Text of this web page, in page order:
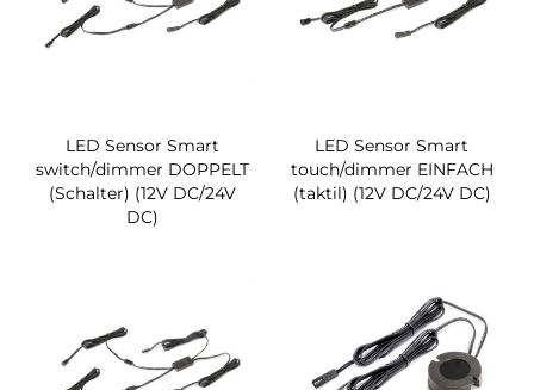
LED Sensor Smart
switch/dimmer DOPPELT
(Schalter) (12V DC/24V
DC)
LED Sensor Smart
touch/dimmer EINFACH
(taktil) (12V DC/24V DC)